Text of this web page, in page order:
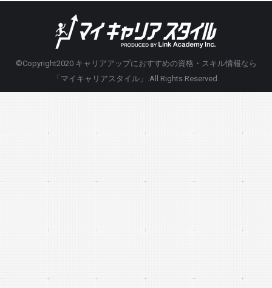
©Copyright2020 キャリアアップにおすすめの資格・スキル情報なら
「マイキャリアスタイル」 .All Rights Reserved.